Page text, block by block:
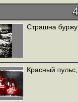
Страшна
Красный